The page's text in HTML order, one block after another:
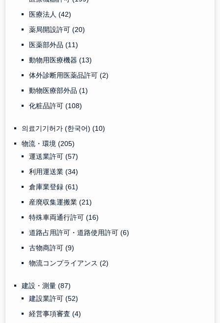
医療法人(42)
薬局開設許可(20)
医薬部外品(11)
動物用医療機器(13)
体外診断用医薬品許可(2)
動物医療部外品(1)
化粧品許可(108)
의료기기허가 (한국어)(10)
物流・環境(205)
運送業許可(57)
利用運送業(34)
倉庫業登録(61)
産廃収集運搬業(21)
特殊車両通行許可(16)
道路占用許可・道路使用許可(6)
古物商許可(9)
物流コンプライアンス(2)
建設・測量(87)
建設業許可(52)
経営事項審査(4)